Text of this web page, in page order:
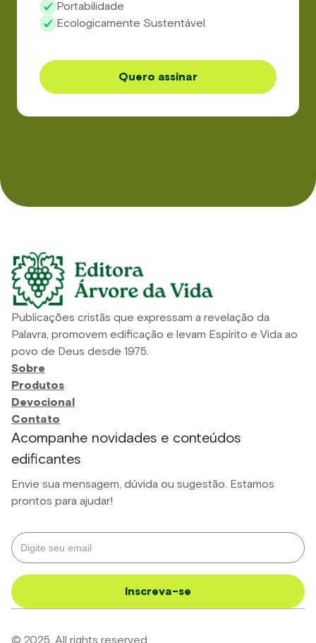
Portabilidade
Ecologicamente Sustentável
Quero assinar
Publicações cristãs que expressam a revelação da
Palavra, promovem edificação e levam Espírito e Vida ao
povo de Deus desde 1975.
Sobre
Produtos
Devocional
Contato
Acompanhe novidades e conteúdos
edificantes
Envie sua mensagem, dúvida ou sugestão. Estamos
prontos para ajudar!
© 2025. All rights reserved.